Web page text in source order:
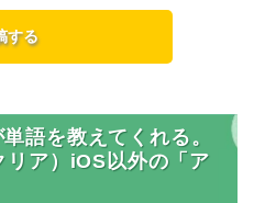
語を教えてくれる。
リア）iOS以外の「ア